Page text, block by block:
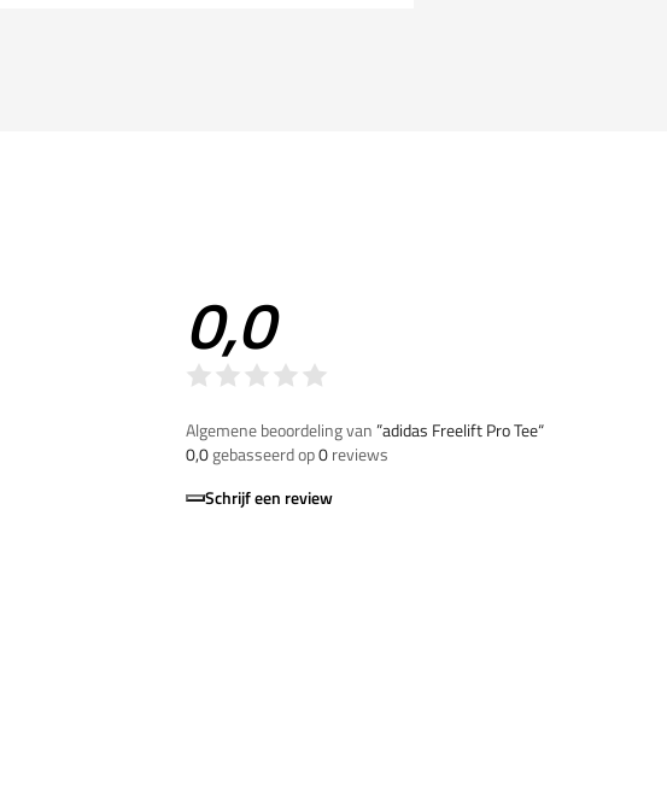
0,0
Algemene beoordeling van”adidas Freelift Pro Tee“
0,0gebasseerd op0reviews
Schrijf een review